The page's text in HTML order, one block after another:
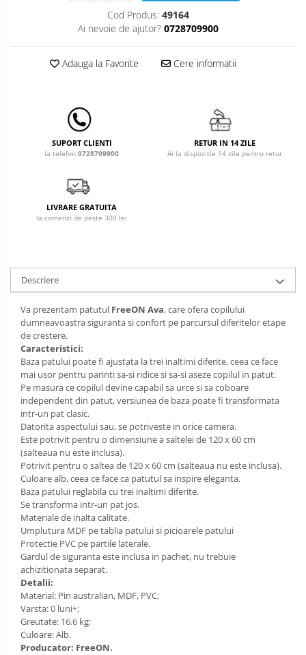
Covorase de joaca
Carusele patut
Saltele de infasat
Cod Produs: 49164
Ai nevoie de ajutor? 0728709900
Adauga la Favorite Cere informatii
SUPORT CLIENTI
la telefon 0728709900
RETUR IN 14 ZILE
Ai la dispozitie 14 zile pentru retur
LIVRARE GRATUITA
la comenzi de peste 300 lei
Descriere
Va prezentam patutul FreeON Ava, care ofera copilului
dumneavoastra siguranta si confort pe parcursul diferitelor etape
de crestere.
Caracteristici:
Baza patului poate fi ajustata la trei inaltimi diferite, ceea ce face
mai usor pentru parinti sa-si ridice si sa-si aseze copilul in patut.
Pe masura ce copilul devine capabil sa urce si sa coboare
independent din patut, versiunea de baza poate fi transformata
intr-un pat clasic.
Datorita aspectului sau, se potriveste in orice camera.
Este potrivit pentru o dimensiune a saltelei de 120 x 60 cm
(salteaua nu este inclusa).
Potrivit pentru o saltea de 120 x 60 cm (salteaua nu este inclusa).
Culoare alb, ceea ce face ca patutul sa inspire eleganta.
Baza patului reglabila cu trei inaltimi diferite.
Se transforma intr-un pat jos.
Materiale de inalta calitate.
Umplutura MDF pe tablia patului si picioarele patului
Protectie PVC pe partile laterale.
Gardul de siguranta este inclusa in pachet, nu trebuie
achizitionata separat.
Detalii:
Material: Pin australian, MDF, PVC;
Varsta: 0 luni+;
Greutate: 16.6 kg;
Culoare: Alb.
Producator: FreeON.